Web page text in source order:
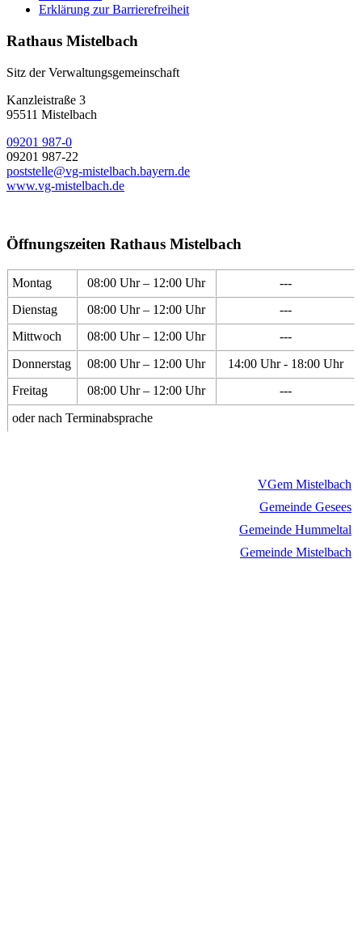
Erklärung zur Barrierefreiheit
Rathaus Mistelbach
Sitz der Verwaltungsgemeinschaft
Kanzleistraße 3
95511 Mistelbach
09201 987-0
09201 987-22
poststelle@vg-mistelbach.bayern.de
www.vg-mistelbach.de
Öffnungszeiten Rathaus Mistelbach
Montag 08:00 Uhr – 12:00 Uhr
---
Dienstag
08:00 Uhr – 12:00 Uhr
---
Mittwoch
08:00 Uhr – 12:00 Uhr
---
Donnerstag
08:00 Uhr – 12:00 Uhr
14:00 Uhr - 18:00 Uhr
Freitag
08:00 Uhr – 12:00 Uhr
---
oder nach Terminabsprache
VGem Mistelbach
Gemeinde Gesees
Gemeinde Hummeltal
Gemeinde Mistelbach